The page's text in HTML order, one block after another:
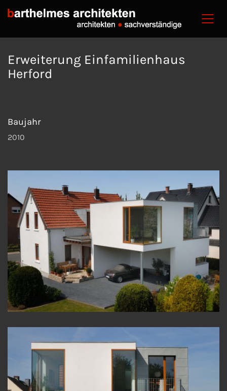
Erweiterung Einfamilienhaus
Herford
Baujahr
2010